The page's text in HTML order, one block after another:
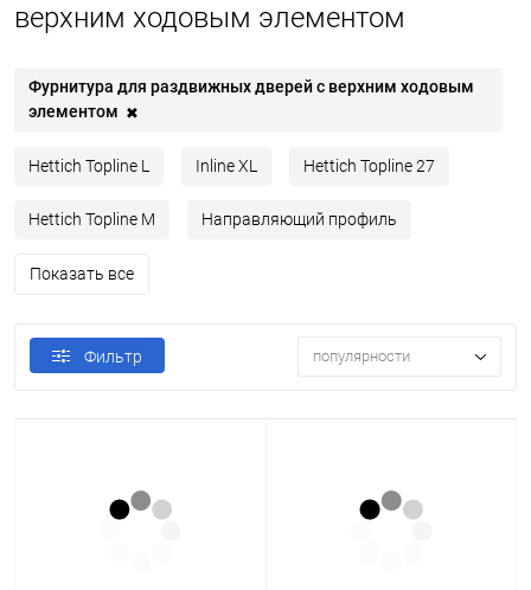
верхним ходовым элементом
Фурнитура для раздвижных дверей с верхним ходовым
элементом ✖
Hettich Topline L Inline XL Hettich Topline 27
Hettich Topline M Направляющий профиль
Показать все
Фильтр популярности